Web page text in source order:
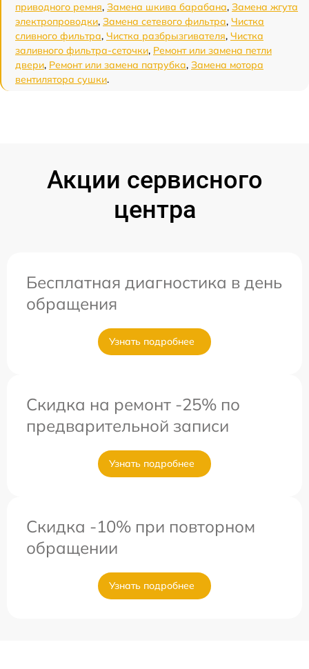
приводного ремня, Замена шкива барабана, Замена жгута
электропроводки, Замена сетевого фильтра, Чистка
сливного фильтра, Чистка разбрызгивателя, Чистка
заливного фильтра-сеточки, Ремонт или замена петли
двери, Ремонт или замена патрубка, Замена мотора
вентилятора сушки.
Акции сервисного
центра
Бесплатная диагностика в день
обращения
Узнать подробнее
Скидка на ремонт -25% по
предварительной записи
Узнать подробнее
Скидка -10% при повторном
обращении
Узнать подробнее